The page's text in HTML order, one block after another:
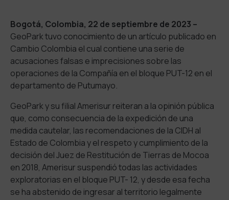
Bogotá, Colombia, 22 de septiembre de 2023 –
GeoPark tuvo conocimiento de un artículo publicado en
Cambio Colombia el cual contiene una serie de
acusaciones falsas e imprecisiones sobre las
operaciones de la Compañía en el bloque PUT-12 en el
departamento de Putumayo.
GeoPark y su filial Amerisur reiteran a la opinión pública
que, como consecuencia de la expedición de una
medida cautelar, las recomendaciones de la CIDH al
Estado de Colombia y el respeto y cumplimiento de la
decisión del Juez de Restitución de Tierras de Mocoa
en 2018, Amerisur suspendió todas las actividades
exploratorias en el bloque PUT- 12, y desde esa fecha
se ha abstenido de ingresar al territorio legalmente